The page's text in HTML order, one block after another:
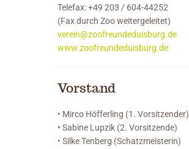
Telefax: +49 203 / 604-44252
(Fax durch Zoo weitergeleitet)
verein@zoofreundeduisburg.de
www.zoofreundeduisburg.de
Vorstand
• Mirco Höfferling (1. Vorsitzender)
• Sabine Lupzik (2. Vorsitzende)
• Silke Tenberg (Schatzmeisterin)